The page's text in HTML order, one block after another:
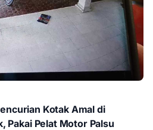
Kotak Amal di
Pakai Pelat Motor Palsu